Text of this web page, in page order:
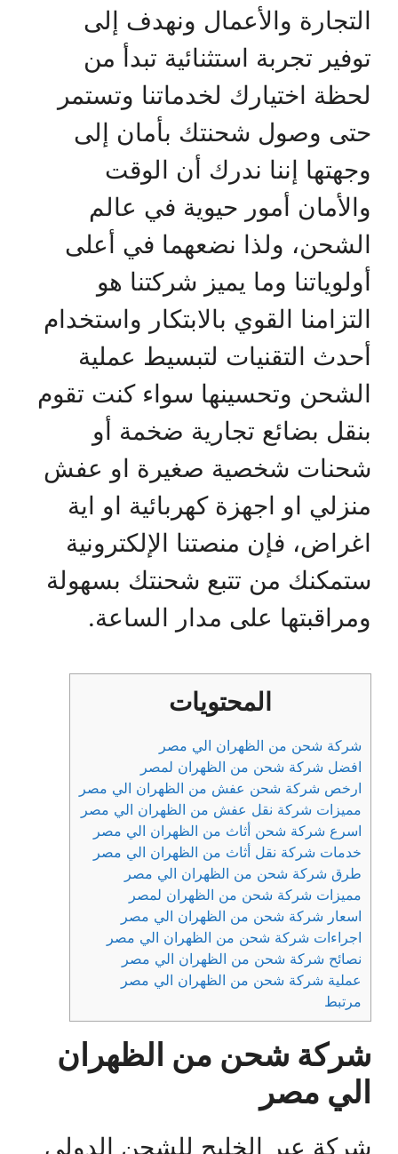
التجارة والأعمال ونهدف إلى
توفير تجربة استثنائية تبدأ من
لحظة اختيارك لخدماتنا وتستمر
حتى وصول شحنتك بأمان إلى
وجهتها إننا ندرك أن الوقت
والأمان أمور حيوية في عالم
الشحن، ولذا نضعهما في أعلى
أولوياتنا وما يميز شركتنا هو
التزامنا القوي بالابتكار واستخدام
أحدث التقنيات لتبسيط عملية
الشحن وتحسينها سواء كنت تقوم
بنقل بضائع تجارية ضخمة أو
شحنات شخصية صغيرة او عفش
منزلي او اجهزة كهربائية او اية
اغراض، فإن منصتنا الإلكترونية
ستمكنك من تتبع شحنتك بسهولة
ومراقبتها على مدار الساعة.
المحتويات
شركة شحن من الظهران الي مصر
افضل شركة شحن من الظهران لمصر
ارخص شركة شحن عفش من الظهران الي مصر
مميزات شركة نقل عفش من الظهران الي مصر
اسرع شركة شحن أثاث من الظهران الي مصر
خدمات شركة نقل أثاث من الظهران الي مصر
طرق شركة شحن من الظهران الي مصر
مميزات شركة شحن من الظهران لمصر
اسعار شركة شحن من الظهران الي مصر
اجراءات شركة شحن من الظهران الي مصر
نصائح شركة شحن من الظهران الي مصر
عملية شركة شحن من الظهران الي مصر
مرتبط
شركة شحن من الظهران
الي مصر
شركة عبر الخليج للشحن الدولي